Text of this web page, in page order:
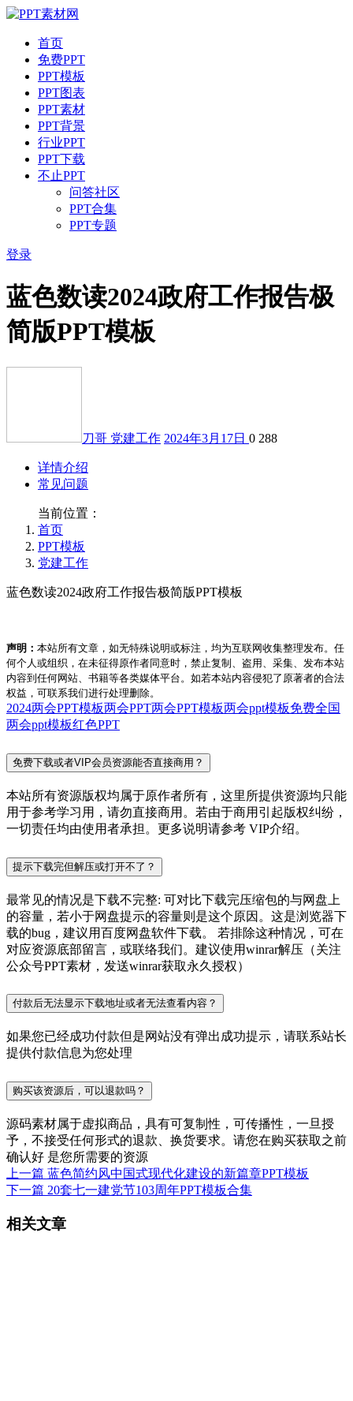
首页
免费PPT
PPT模板
PPT图表
PPT素材
PPT背景
行业PPT
PPT下载
不止PPT
问答社区
PPT合集
PPT专题
登录
蓝色数读2024政府工作报告极
简版PPT模板
刀哥 党建工作 2024年3月17日 0 288
详情介绍
常见问题
当前位置：
首页
PPT模板
党建工作
蓝色数读2024政府工作报告极简版PPT模板
声明： 本站所有文章，如无特殊说明或标注，均为互联网收集整理发布。任
何个人或组织，在未征得原作者同意时，禁止复制、盗用、采集、发布本站
内容到任何网站、书籍等各类媒体平台。如若本站内容侵犯了原著者的合法
权益，可联系我们进行处理删除。
2024两会PPT模板两会PPT两会PPT模板两会ppt模板免费全国
两会ppt模板红色PPT
免费下载或者VIP会员资源能否直接商用？
本站所有资源版权均属于原作者所有，这里所提供资源均只能
用于参考学习用，请勿直接商用。若由于商用引起版权纠纷，
一切责任均由使用者承担。更多说明请参考 VIP介绍。
提示下载完但解压或打开不了？
最常见的情况是下载不完整: 可对比下载完压缩包的与网盘上
的容量，若小于网盘提示的容量则是这个原因。这是浏览器下
载的bug，建议用百度网盘软件下载。 若排除这种情况，可在
对应资源底部留言，或联络我们。建议使用winrar解压（关注
公众号PPT素材，发送winrar获取永久授权）
付款后无法显示下载地址或者无法查看内容？
如果您已经成功付款但是网站没有弹出成功提示，请联系站长
提供付款信息为您处理
购买该资源后，可以退款吗？
源码素材属于虚拟商品，具有可复制性，可传播性，一旦授
予，不接受任何形式的退款、换货要求。请您在购买获取之前
确认好 是您所需要的资源
上一篇 蓝色简约风中国式现代化建设的新篇章PPT模板
下一篇 20套七一建党节103周年PPT模板合集
相关文章